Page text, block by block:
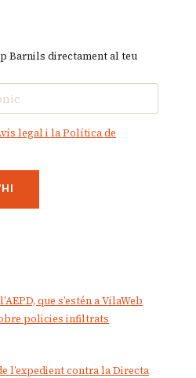
Barnils directament al teu
legal i la Política de
que s’estén a VilaWeb
policies infiltrats
l’expedient contra la Directa